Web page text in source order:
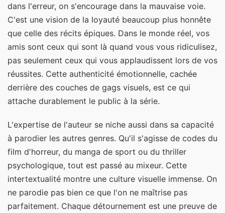
dans l'erreur, on s'encourage dans la mauvaise voie.
C'est une vision de la loyauté beaucoup plus honnête
que celle des récits épiques. Dans le monde réel, vos
amis sont ceux qui sont là quand vous vous ridiculisez,
pas seulement ceux qui vous applaudissent lors de vos
réussites. Cette authenticité émotionnelle, cachée
derrière des couches de gags visuels, est ce qui
attache durablement le public à la série.
L'expertise de l'auteur se niche aussi dans sa capacité
à parodier les autres genres. Qu'il s'agisse de codes du
film d'horreur, du manga de sport ou du thriller
psychologique, tout est passé au mixeur. Cette
intertextualité montre une culture visuelle immense. On
ne parodie pas bien ce que l'on ne maîtrise pas
parfaitement. Chaque détournement est une preuve de